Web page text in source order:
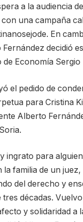
a la audiencia
una campaña
En
decidió
Economía Sergio
el pedido de
para Cristina
Alberto
ingrato para
familia de un juez,
del derecho y
tres décadas.
y solidaridad a